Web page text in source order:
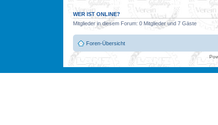
WER IST ONLINE?
Mitglieder in diesem Forum: 0 Mitglieder und 7 Gäste
Foren-Übersicht